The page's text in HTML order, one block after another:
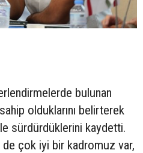
bulunan
olduklarını belirterek
sürdürdüklerini kaydetti.
çok iyi bir kadromuz var,